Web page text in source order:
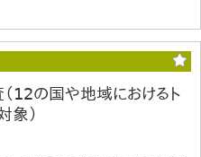
12の国や地域におけるト
象）